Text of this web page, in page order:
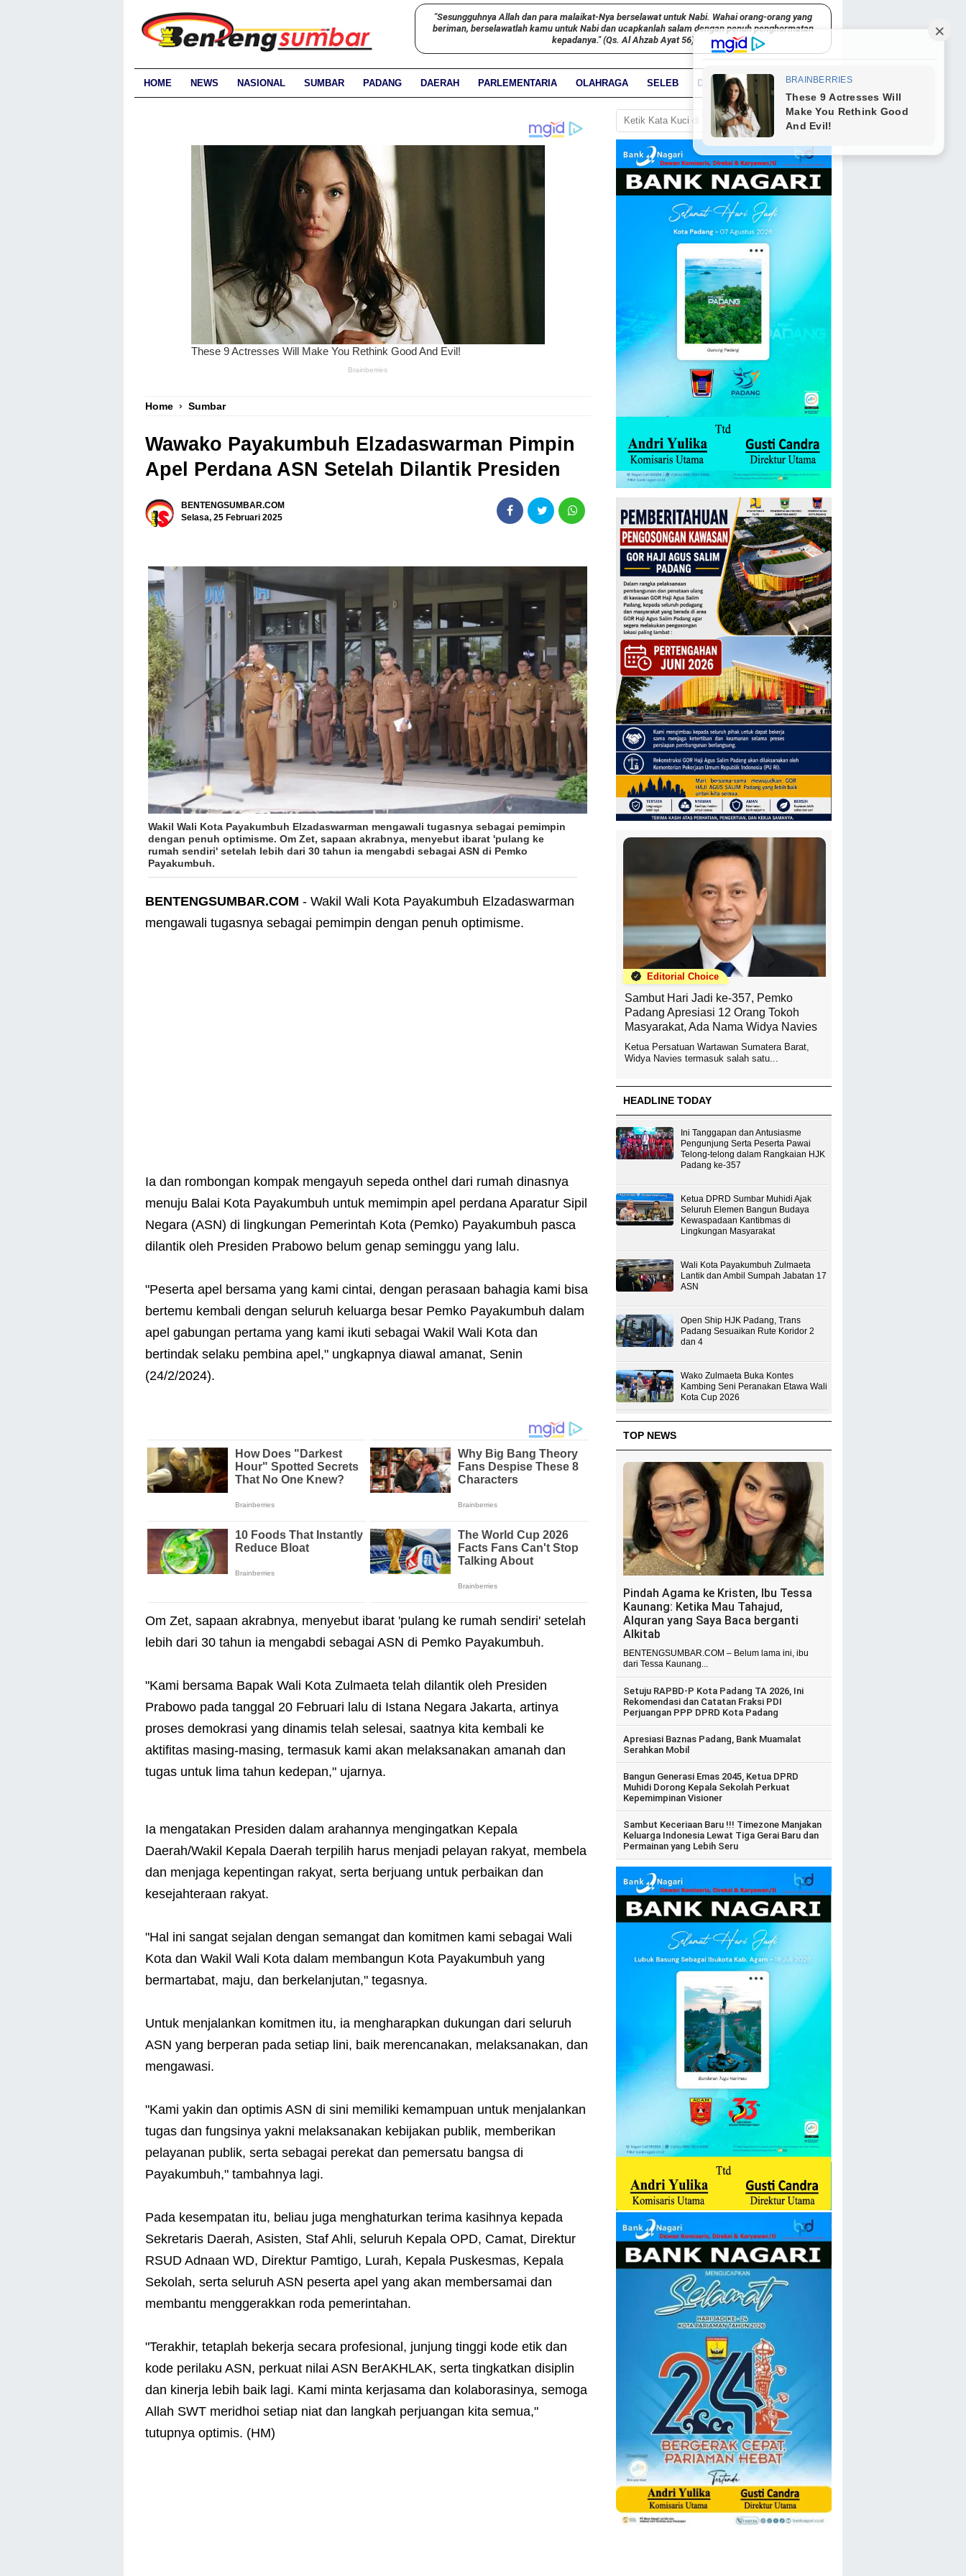
"Sesungguhnya Allah dan para malaikat-Nya berselawat untuk Nabi. Wahai orang-orang yang
beriman, berselawatlah kamu untuk Nabi dan ucapkanlah salam dengan penuh penghormatan
kepadanya." (Qs. Al Ahzab Ayat 56)
HOME NEWS NASIONAL SUMBAR PADANG DAERAH PARLEMENTARIA OLAHRAGA SELEB DUNIA PARIWARA
Home › Sumbar
Wawako Payakumbuh Elzadaswarman Pimpin
Apel Perdana ASN Setelah Dilantik Presiden
BENTENGSUMBAR.COM
Selasa, 25 Februari 2025
Wakil Wali Kota Payakumbuh Elzadaswarman mengawali tugasnya sebagai pemimpin
dengan penuh optimisme. Om Zet, sapaan akrabnya, menyebut ibarat 'pulang ke
rumah sendiri' setelah lebih dari 30 tahun ia mengabdi sebagai ASN di Pemko
Payakumbuh.
BENTENGSUMBAR.COM - Wakil Wali Kota Payakumbuh Elzadaswarman
mengawali tugasnya sebagai pemimpin dengan penuh optimisme.
Ia dan rombongan kompak mengayuh sepeda onthel dari rumah dinasnya
menuju Balai Kota Payakumbuh untuk memimpin apel perdana Aparatur Sipil
Negara (ASN) di lingkungan Pemerintah Kota (Pemko) Payakumbuh pasca
dilantik oleh Presiden Prabowo belum genap seminggu yang lalu.
"Peserta apel bersama yang kami cintai, dengan perasaan bahagia kami bisa
bertemu kembali dengan seluruh keluarga besar Pemko Payakumbuh dalam
apel gabungan pertama yang kami ikuti sebagai Wakil Wali Kota dan
bertindak selaku pembina apel," ungkapnya diawal amanat, Senin
(24/2/2024).
Om Zet, sapaan akrabnya, menyebut ibarat 'pulang ke rumah sendiri' setelah
lebih dari 30 tahun ia mengabdi sebagai ASN di Pemko Payakumbuh.
"Kami bersama Bapak Wali Kota Zulmaeta telah dilantik oleh Presiden
Prabowo pada tanggal 20 Februari lalu di Istana Negara Jakarta, artinya
proses demokrasi yang dinamis telah selesai, saatnya kita kembali ke
aktifitas masing-masing, termasuk kami akan melaksanakan amanah dan
tugas untuk lima tahun kedepan," ujarnya.
Ia mengatakan Presiden dalam arahannya mengingatkan Kepala
Daerah/Wakil Kepala Daerah terpilih harus menjadi pelayan rakyat, membela
dan menjaga kepentingan rakyat, serta berjuang untuk perbaikan dan
kesejahteraan rakyat.
"Hal ini sangat sejalan dengan semangat dan komitmen kami sebagai Wali
Kota dan Wakil Wali Kota dalam membangun Kota Payakumbuh yang
bermartabat, maju, dan berkelanjutan," tegasnya.
Untuk menjalankan komitmen itu, ia mengharapkan dukungan dari seluruh
ASN yang berperan pada setiap lini, baik merencanakan, melaksanakan, dan
mengawasi.
"Kami yakin dan optimis ASN di sini memiliki kemampuan untuk menjalankan
tugas dan fungsinya yakni melaksanakan kebijakan publik, memberikan
pelayanan publik, serta sebagai perekat dan pemersatu bangsa di
Payakumbuh," tambahnya lagi.
Pada kesempatan itu, beliau juga menghaturkan terima kasihnya kepada
Sekretaris Daerah, Asisten, Staf Ahli, seluruh Kepala OPD, Camat, Direktur
RSUD Adnaan WD, Direktur Pamtigo, Lurah, Kepala Puskesmas, Kepala
Sekolah, serta seluruh ASN peserta apel yang akan membersamai dan
membantu menggerakkan roda pemerintahan.
"Terakhir, tetaplah bekerja secara profesional, junjung tinggi kode etik dan
kode perilaku ASN, perkuat nilai ASN BerAKHLAK, serta tingkatkan disiplin
dan kinerja lebih baik lagi. Kami minta kerjasama dan kolaborasinya, semoga
Allah SWT meridhoi setiap niat dan langkah perjuangan kita semua,"
tutupnya optimis. (HM)
GO
Editorial Choice
Sambut Hari Jadi ke-357, Pemko
Padang Apresiasi 12 Orang Tokoh
Masyarakat, Ada Nama Widya Navies
Ketua Persatuan Wartawan Sumatera Barat,
Widya Navies termasuk salah satu...
HEADLINE TODAY
Ini Tanggapan dan Antusiasme
Pengunjung Serta Peserta Pawai
Telong-telong dalam Rangkaian HJK
Padang ke-357
Ketua DPRD Sumbar Muhidi Ajak
Seluruh Elemen Bangun Budaya
Kewaspadaan Kantibmas di
Lingkungan Masyarakat
Wali Kota Payakumbuh Zulmaeta
Lantik dan Ambil Sumpah Jabatan 17
ASN
Open Ship HJK Padang, Trans
Padang Sesuaikan Rute Koridor 2
dan 4
Wako Zulmaeta Buka Kontes
Kambing Seni Peranakan Etawa Wali
Kota Cup 2026
TOP NEWS
Pindah Agama ke Kristen, Ibu Tessa
Kaunang: Ketika Mau Tahajud,
Alquran yang Saya Baca berganti
Alkitab
BENTENGSUMBAR.COM – Belum lama ini, ibu
dari Tessa Kaunang...
Setuju RAPBD-P Kota Padang TA 2026, Ini
Rekomendasi dan Catatan Fraksi PDI
Perjuangan PPP DPRD Kota Padang
Apresiasi Baznas Padang, Bank Muamalat
Serahkan Mobil
Bangun Generasi Emas 2045, Ketua DPRD
Muhidi Dorong Kepala Sekolah Perkuat
Kepemimpinan Visioner
Sambut Keceriaan Baru !!! Timezone Manjakan
Keluarga Indonesia Lewat Tiga Gerai Baru dan
Permainan yang Lebih Seru